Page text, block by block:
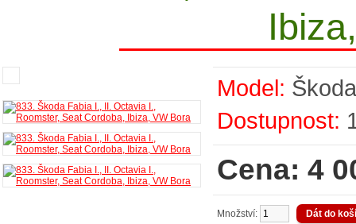
Model: Škoda
Dostupnost:
Cena: 4
Množství: